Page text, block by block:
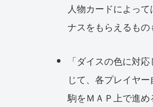
人物カードによっ
ナスをもらえるもの
「ダイスの色に対
じて、各プレイヤ
駒をＭＡＰ上で進め